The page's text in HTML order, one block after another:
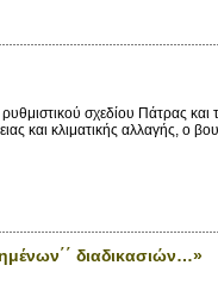
σχεδίου Πάτρας και
και κλιματικής αλλαγής, ο
διαδικασιών…»